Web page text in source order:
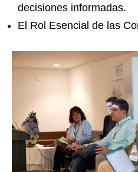
decisiones informadas.
El Rol Esencial de las